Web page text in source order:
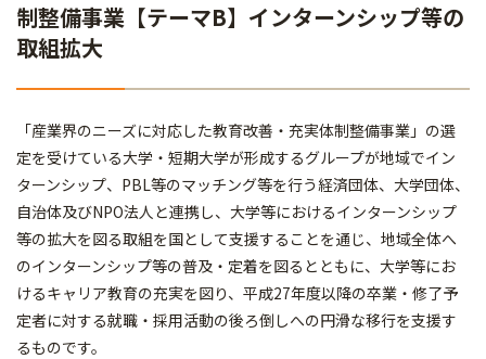
制整備事業【テーマB】インターンシップ等の
取組拡大
「産業界のニーズに対応した教育改善・充実体制整備事業」の選
定を受けている大学・短期大学が形成するグループが地域でイン
ターンシップ、PBL等のマッチング等を行う経済団体、大学団体、
自治体及びNPO法人と連携し、大学等におけるインターンシップ
等の拡大を図る取組を国として支援することを通じ、地域全体へ
のインターンシップ等の普及・定着を図るとともに、大学等にお
けるキャリア教育の充実を図り、平成27年度以降の卒業・修了予
定者に対する就職・採用活動の後ろ倒しへの円滑な移行を支援す
るものです。